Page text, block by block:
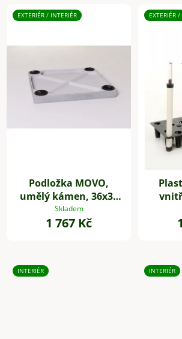
EXTERIÉR / INTERIÉR
Podložka MOVO,
umělý kámen, 36x36
cm šedá
Skladem
1 767 Kč
EXTERIÉR
INTERIÉR INTERIÉR